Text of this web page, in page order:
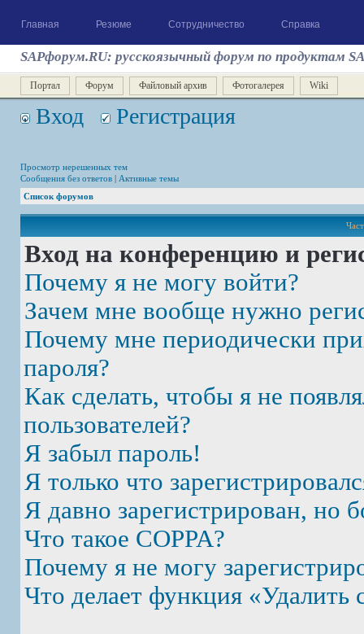
Главная Резюме Сотрудничество Справка
SAPфорум.RU: русскоязычный форум по продуктам
Портал Форум Файловый архив Фотогалерея Wiki
Вход Регистрация
Просмотр нерешенных тем
Сообщения без ответов | Активные темы
Список форумов
Вход на конференцию и
Почему я не могу войти?
Зачем мне вообще нужно
Почему мне периодически
пароля?
Как сделать, чтобы я не
пользователей?
Я забыл пароль!
Я только что
Я давно зарегистрирован, но
Что такое COPPA?
Почему я не могу
Что делает функция «Удалить